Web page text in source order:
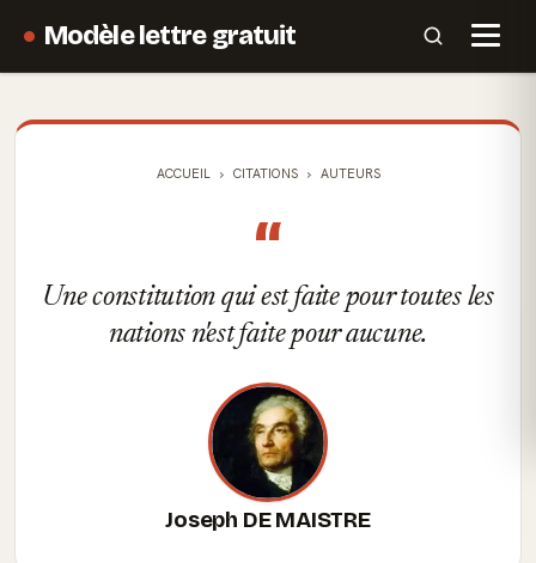
Modèle lettre gratuit
ACCUEIL CITATIONS AUTEURS
“
Une constitution qui est faite pour toutes les
nations n'est faite pour aucune.
Joseph DE MAISTRE